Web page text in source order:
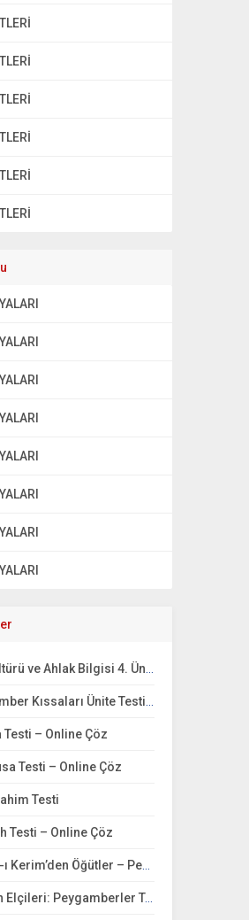
4. Ünite: Peygamber Kıssaları Çalışmaları
Kıssaları Ünite Testi – Online Çöz
Testi – Online Çöz
Testi – Online Çöz
Testi
Testi – Online Çöz
– Peygamber Kıssaları Testi – Online Çöz
Peygamberler Testi – Online Çöz